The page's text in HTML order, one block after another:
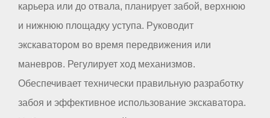
карьера или до отвала, планирует забой, верхнюю
и нижнюю площадку уступа. Руководит
экскаватором во время передвижения или
маневров. Регулирует ход механизмов.
Обеспечивает технически правильную разработку
забоя и эффективное использование экскаватора.